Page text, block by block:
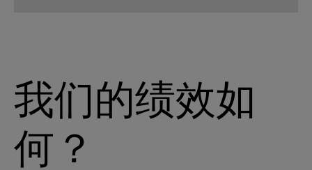
我们的绩效如
何？